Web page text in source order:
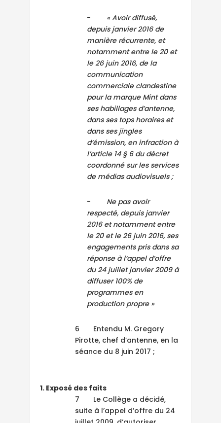
- « Avoir diffusé,
depuis janvier 2016 de
manière récurrente, et
notamment entre le 20 et
le 26 juin 2016, de la
communication
commerciale clandestine
pour la marque Mint dans
ses habillages d’antenne,
dans ses tops horaires et
dans ses jingles
d’émission, en infraction à
l’article 14 § 6 du décret
coordonné sur les services
de médias audiovisuels ;
- Ne pas avoir
respecté, depuis janvier
2016 et notamment entre
le 20 et le 26 juin 2016, ses
engagements pris dans sa
réponse à l’appel d’offre
du 24 juillet janvier 2009 à
diffuser 100% de
programmes en
production propre »
6 Entendu M. Gregory
Pirotte, chef d’antenne, en la
séance du 8 juin 2017 ;
1. Exposé des faits
7 Le Collège a décidé,
suite à l’appel d’offre du 24